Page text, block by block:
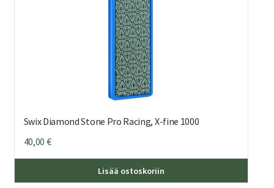
Swix Diamond Stone Pro Racing, X-fine 1000
40,00 €
Lisää ostoskoriin